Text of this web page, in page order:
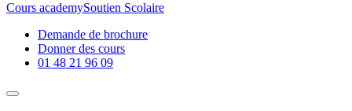
Cours academySoutien Scolaire
Demande de brochure
Donner des cours
01 48 21 96 09